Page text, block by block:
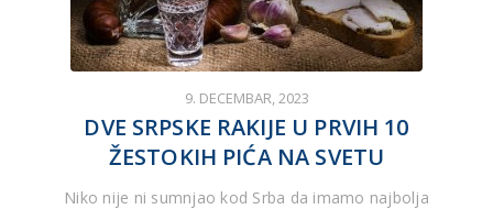
9. DECEMBAR, 2023
DVE SRPSKE RAKIJE U PRVIH 10
ŽESTOKIH PIĆA NA SVETU
Niko nije ni sumnjao kod Srba da imamo najbolja